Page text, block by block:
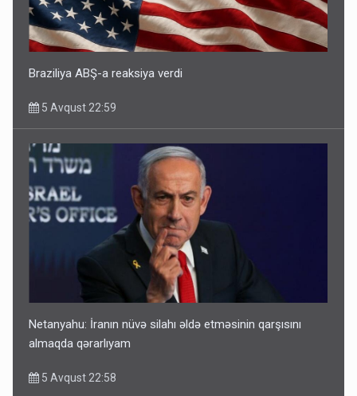
Braziliya ABŞ-a reaksiya verdi
5 Avqust 22:59
Netanyahu: İranın nüvə silahı əldə etməsinin qarşısını
almaqda qərarlıyam
5 Avqust 22:58